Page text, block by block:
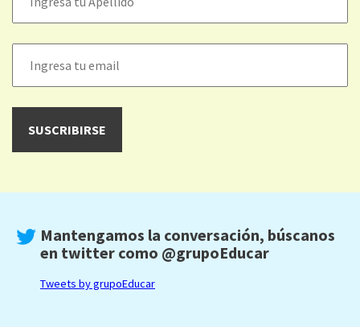
Mantengamos la conversación, búscanos
en twitter como @grupoEducar
Tweets by grupoEducar